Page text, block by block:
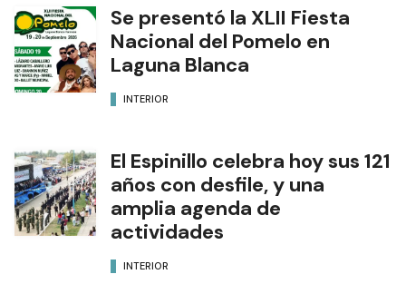
Se presentó la XLII Fiesta
Nacional del Pomelo en
Laguna Blanca
INTERIOR
El Espinillo celebra hoy sus 121
años con desfile, y una
amplia agenda de
actividades
INTERIOR